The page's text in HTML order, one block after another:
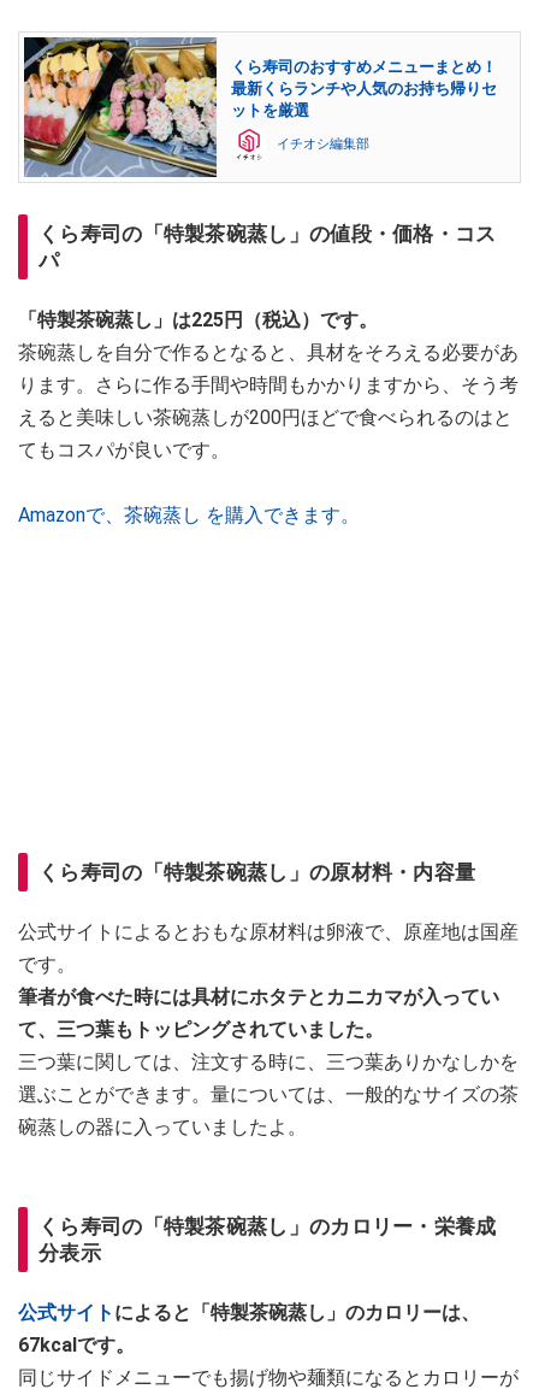
くら寿司のおすすめメニューまとめ！
最新くらランチや人気のお持ち帰りセ
ットを厳選
イチオシ編集部
くら寿司の「特製茶碗蒸し」の値段・価格・コス
パ
「特製茶碗蒸し」は225円（税込）です。
茶碗蒸しを自分で作るとなると、具材をそろえる必要があ
ります。さらに作る手間や時間もかかりますから、そう考
えると美味しい茶碗蒸しが200円ほどで食べられるのはと
てもコスパが良いです。
Amazonで、茶碗蒸し を購入できます。
くら寿司の「特製茶碗蒸し」の原材料・内容量
公式サイトによるとおもな原材料は卵液で、原産地は国産
です。
筆者が食べた時には具材にホタテとカニカマが入ってい
て、三つ葉もトッピングされていました。
三つ葉に関しては、注文する時に、三つ葉ありかなしかを
選ぶことができます。量については、一般的なサイズの茶
碗蒸しの器に入っていましたよ。
くら寿司の「特製茶碗蒸し」のカロリー・栄養成
分表示
公式サイト によると「特製茶碗蒸し」のカロリーは、
67kcalです。
同じサイドメニューでも揚げ物や麺類になるとカロリーが